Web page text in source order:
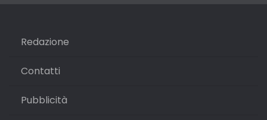
Redazione
Contatti
Pubblicità